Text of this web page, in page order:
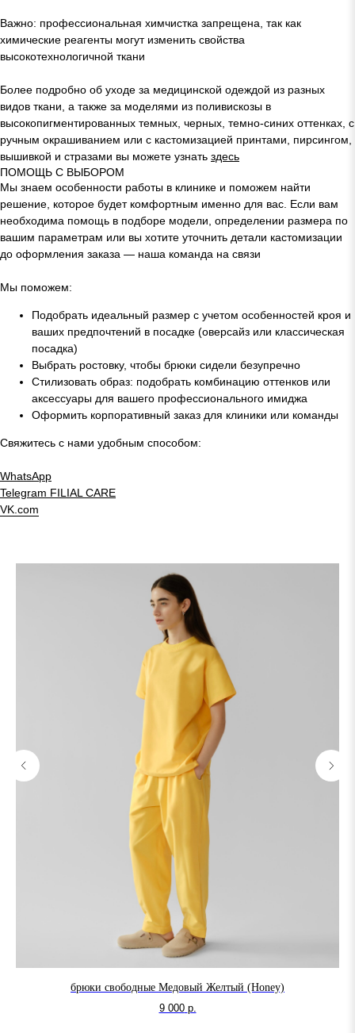
Важно: профессиональная химчистка запрещена, так как
химические реагенты могут изменить свойства
высокотехнологичной ткани
Более подробно об уходе за медицинской одеждой из разных
видов ткани, а также за моделями из поливискозы в
высокопигментированных темных, черных, темно-синих оттенках, с
ручным окрашиванием или с кастомизацией принтами, пирсингом,
вышивкой и стразами вы можете узнать здесь
ПОМОЩЬ С ВЫБОРОМ
Мы знаем особенности работы в клинике и поможем найти
решение, которое будет комфортным именно для вас. Если вам
необходима помощь в подборе модели, определении размера по
вашим параметрам или вы хотите уточнить детали кастомизации
до оформления заказа — наша команда на связи
Мы поможем:
Подобрать идеальный размер с учетом особенностей кроя и
ваших предпочтений в посадке (оверсайз или классическая
посадка)
Выбрать ростовку, чтобы брюки сидели безупречно
Стилизовать образ: подобрать комбинацию оттенков или
аксессуары для вашего профессионального имиджа
Оформить корпоративный заказ для клиники или команды
Свяжитесь с нами удобным способом:
WhatsApp
Telegram FILIAL CARE
VK.com
брюки свободные Медовый Желтый (Honey)
9 000 р.